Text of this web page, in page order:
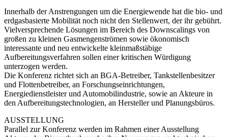
Innerhalb der Anstrengungen um die Energiewende hat die bio- und
erdgasbasierte Mobilität noch nicht den Stellenwert, der ihr gebührt.
Vielversprechende Lösungen im Bereich des Downscalings von
großen zu kleinen Gasmengenströmen sowie ökonomisch
interessante und neu entwickelte kleinmaßstäbige
Aufbereitungsverfahren sollen einer kritischen Würdigung
unterzogen werden.
Die Konferenz richtet sich an BGA-Betreiber, Tankstellenbesitzer
und Flottenbetreiber, an Forschungseinrichtungen,
Energiedienstleister und Automobilindustrie, sowie an Akteure in
den Aufbereitungstechnologien, an Hersteller und Planungsbüros.
AUSSTELLUNG
Parallel zur Konferenz werden im Rahmen einer Ausstellung